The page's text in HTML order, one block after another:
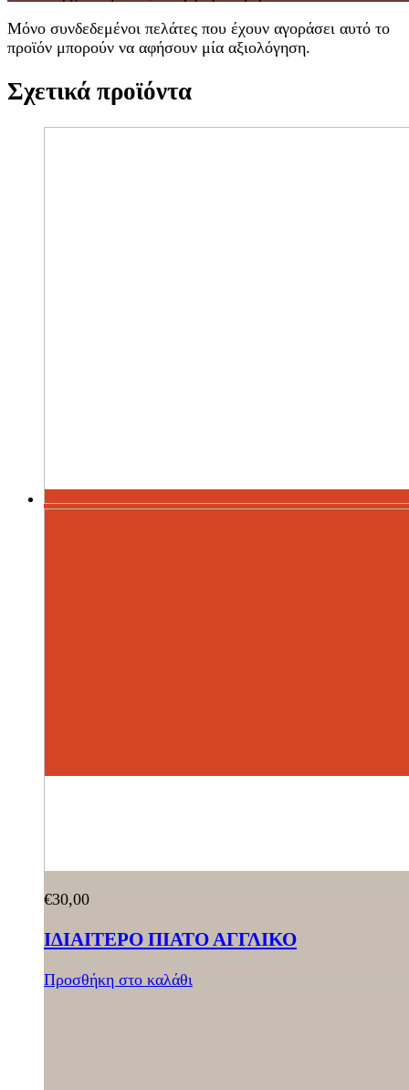
Μόνο συνδεδεμένοι πελάτες που έχουν αγοράσει αυτό το
προϊόν μπορούν να αφήσουν μία αξιολόγηση.
Σχετικά προϊόντα
€30,00
ΙΔΙΑΙΤΕΡΟ ΠΙΑΤΟ ΑΓΓΛΙΚΟ
Προσθήκη στο καλάθι